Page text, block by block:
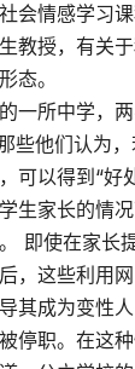
会情感学习
教授，有关
态。
一所中学，
些他们认为
可以得到“好
生家长的情
即使在家长
，这些利用
其成为变性
停职。在这